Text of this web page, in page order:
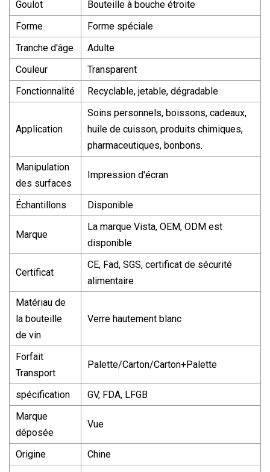
Goulot
Bouteille à bouche étroite
Forme
Forme spéciale
Tranche d'âge
Adulte
Couleur
Transparent
Fonctionnalité
Recyclable, jetable, dégradable
Application
Soins personnels, boissons, cadeaux,
huile de cuisson, produits chimiques,
pharmaceutiques, bonbons.
Manipulation
des surfaces
Impression d'écran
Échantillons Disponible
Marque
La marque Vista, OEM, ODM est
disponible
Certificat
CE, Fad, SGS, certificat de sécurité
alimentaire
Matériau de
la bouteille
de vin
Verre hautement blanc
Forfait
Transport
Palette/Carton/Carton+Palette
spécification
GV, FDA, LFGB
Marque
déposée
Vue
Origine
Chine